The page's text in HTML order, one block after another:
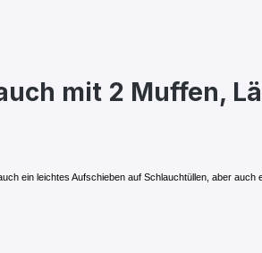
mit 2 Muffen,
ein leichtes Aufschieben auf Schlauchtüllen, aber